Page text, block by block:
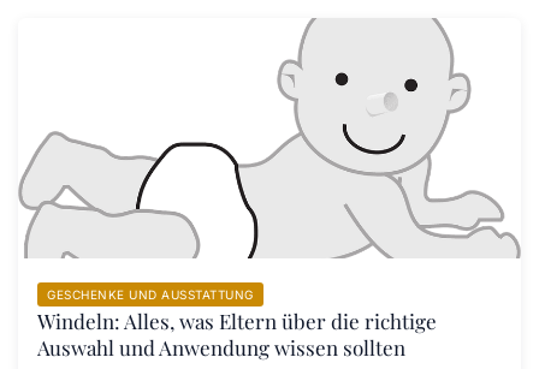
GESCHENKE UND AUSSTATTUNG
Windeln: Alles, was Eltern über die richtige
Auswahl und Anwendung wissen sollten